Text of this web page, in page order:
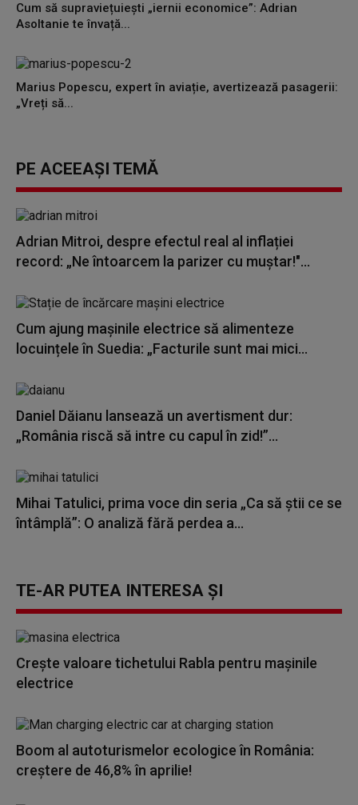
Cum să supraviețuiești „iernii economice”: Adrian
Asoltanie te învață...
Marius Popescu, expert în aviație, avertizează pasagerii:
„Vreți să...
PE ACEEAȘI TEMĂ
Adrian Mitroi, despre efectul real al inflației
record: „Ne întoarcem la parizer cu muștar!"...
Cum ajung mașinile electrice să alimenteze
locuințele în Suedia: „Facturile sunt mai mici...
Daniel Dăianu lansează un avertisment dur:
„România riscă să intre cu capul în zid!”...
Mihai Tatulici, prima voce din seria „Ca să știi ce se
întâmplă”: O analiză fără perdea a...
TE-AR PUTEA INTERESA ȘI
Crește valoare tichetului Rabla pentru mașinile
electrice
Boom al autoturismelor ecologice în România:
creștere de 46,8% în aprilie!